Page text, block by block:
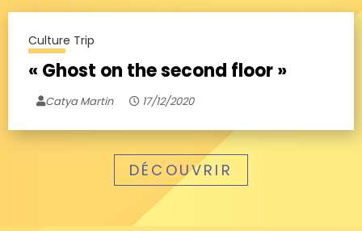
Culture Trip
« Ghost on the second floor »
Catya Martin 17/12/2020
DÉCOUVRIR